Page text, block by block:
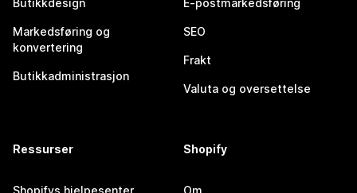
Butikkdesign
Markedsføring og
konvertering
Butikkadministrasjon
E-postmarkedsføring
SEO
Frakt
Valuta og oversettelse
Ressurser Shopify